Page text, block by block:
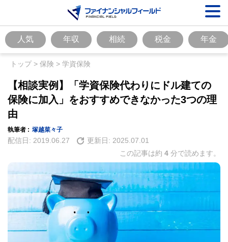
人気 年収 相続 税金 年金
トップ> 保険 > 学資保険
【相談実例】「学資保険代わりにドル建ての
保険に加入」をおすすめできなかった3つの理
由
執筆者 : 塚越菜々子
配信日: 2019.06.27 更新日: 2025.07.01
この記事は約 4 分で読めます。